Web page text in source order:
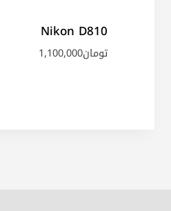
Nikon D810
تومان1,100,000